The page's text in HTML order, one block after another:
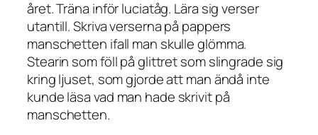
året. Träna inför luciatåg. Lära sig verser
utantill. Skriva verserna på pappers
manschetten ifall man skulle glömma.
Stearin som föll på glittret som slingrade sig
kring ljuset, som gjorde att man ändå inte
kunde läsa vad man hade skrivit på
manschetten.